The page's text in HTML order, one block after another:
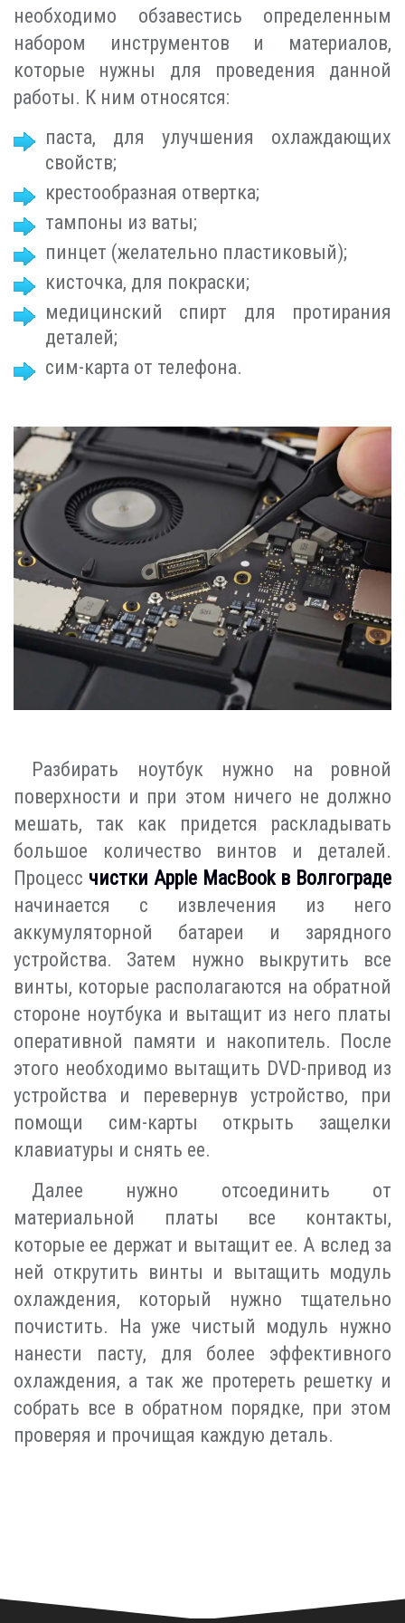
необходимо обзавестись определенным
набором инструментов и материалов,
которые нужны для проведения данной
работы. К ним относятся:
паста, для улучшения охлаждающих
свойств;
крестообразная отвертка;
тампоны из ваты;
пинцет (желательно пластиковый);
кисточка, для покраски;
медицинский спирт для протирания
деталей;
сим-карта от телефона.
Разбирать ноутбук нужно на ровной
поверхности и при этом ничего не должно
мешать, так как придется раскладывать
большое количество винтов и деталей.
Процесс чистки Apple MacBook в Волгограде
начинается с извлечения из него
аккумуляторной батареи и зарядного
устройства. Затем нужно выкрутить все
винты, которые располагаются на обратной
стороне ноутбука и вытащит из него платы
оперативной памяти и накопитель. После
этого необходимо вытащить DVD-привод из
устройства и перевернув устройство, при
помощи сим-карты открыть защелки
клавиатуры и снять ее.
Далее нужно отсоединить от
материальной платы все контакты,
которые ее держат и вытащит ее. А вслед за
ней открутить винты и вытащить модуль
охлаждения, который нужно тщательно
почистить. На уже чистый модуль нужно
нанести пасту, для более эффективного
охлаждения, а так же протереть решетку и
собрать все в обратном порядке, при этом
проверяя и прочищая каждую деталь.